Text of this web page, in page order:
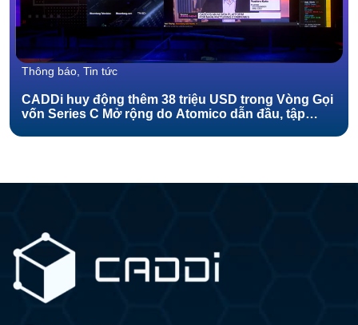
Thông báo, Tin tức
CADDi huy động thêm 38 triệu USD trong Vòng Gọi
vốn Series C Mở rộng do Atomico dẫn đầu, tập